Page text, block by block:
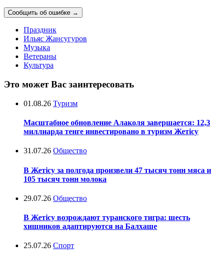
Сообщить об ошибке →
Праздник
Ильяс Жансугуров
Музыка
Ветераны
Культура
Это может Вас заинтересовать
01.08.26 Туризм
Масштабное обновление Алаколя завершается: 12,3
миллиарда тенге инвестировано в туризм Жетісу
31.07.26 Общество
В Жетісу за полгода произвели 47 тысяч тонн мяса и
105 тысяч тонн молока
29.07.26 Общество
В Жетісу возрождают туранского тигра: шесть
хищников адаптируются на Балхаше
25.07.26 Спорт